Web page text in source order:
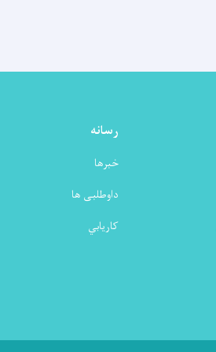
رسانه
خبرها
داوطلبی ها
كاريابي